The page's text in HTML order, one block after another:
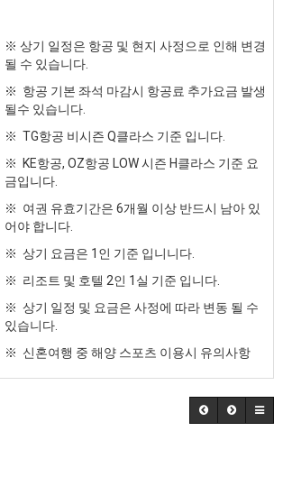
※ 상기 일정은 항공 및 현지 사정으로 인해 변경
될 수 있습니다.
※ 항공 기본 좌석 마감시 항공료 추가요금 발생
될수 있습니다.
※ TG항공 비시즌 Q클라스 기준 입니다.
※ KE항공, OZ항공 LOW 시즌 H클라스 기준 요
금입니다.
※ 여권 유효기간은 6개월 이상 반드시 남아 있
어야 합니다.
※ 상기 요금은 1인 기준 입니니다.
※ 리조트 및 호텔 2인 1실 기준 입니다.
※ 상기 일정 및 요금은 사정에 따라 변동 될 수
있습니다.
※ 신혼여행 중 해양 스포츠 이용시 유의사항